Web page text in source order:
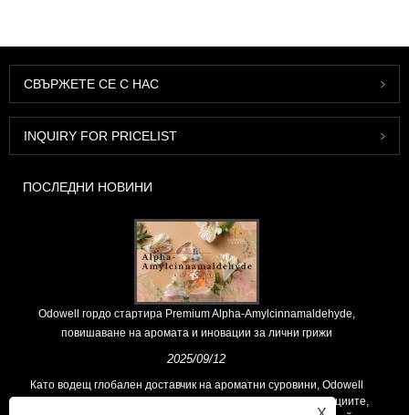
СВЪРЖЕТЕ СЕ С НАС
INQUIRY FOR PRICELIST
ПОСЛЕДНИ НОВИНИ
Odowell гордо стартира Premium Alpha-Amylcinnamaldehyde,
повишаване на аромата и иновации за лични грижи
2025/09/12
Като водещ глобален доставчик на ароматни суровини, Odowell
поддържа основна философия на „ориентирана към иновациите,